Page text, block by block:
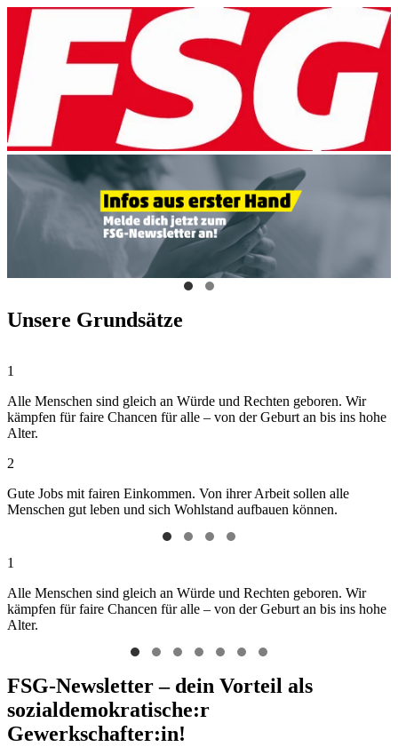
Unsere Grundsätze
1
Alle Menschen sind gleich an Würde und Rechten geboren. Wir
kämpfen für faire Chancen für alle – von der Geburt an bis ins hohe
Alter.
2
Gute Jobs mit fairen Einkommen. Von ihrer Arbeit sollen alle
Menschen gut leben und sich Wohlstand aufbauen können.
1
Alle Menschen sind gleich an Würde und Rechten geboren. Wir
kämpfen für faire Chancen für alle – von der Geburt an bis ins hohe
Alter.
FSG-Newsletter – dein Vorteil als
sozialdemokratische:r
Gewerkschafter:in!